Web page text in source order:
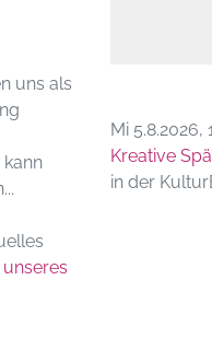
uns als
Mi 5.8.2026,
Kreative
in der